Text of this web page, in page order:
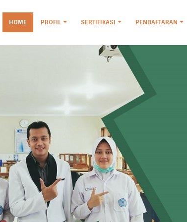
HOME PROFIL SERTIFIKASI PENDAFTARAN